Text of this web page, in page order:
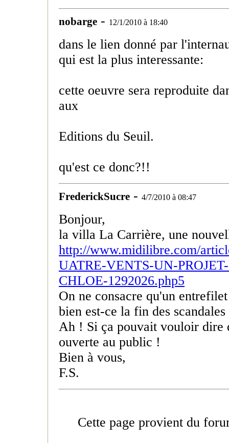
nobarge - 12/1/2010 à 18:40
dans le lien donné par
qui est la plus interessante:
cette oeuvre sera reproduite
aux
Editions du Seuil.
qu'est ce donc?!!
FrederickSucre - 4/7/2010 à 08:47
Bonjour,
la villa La Carrière, une
http://www.midilibre.com/
UATRE-VENTS-UN-
CHLOE-1292026.php5
On ne consacre qu'un
bien est-ce la fin des scandales
Ah ! Si ça pouvait vouloir dire
ouverte au public !
Bien à vous,
F.S.
Cette page provient du